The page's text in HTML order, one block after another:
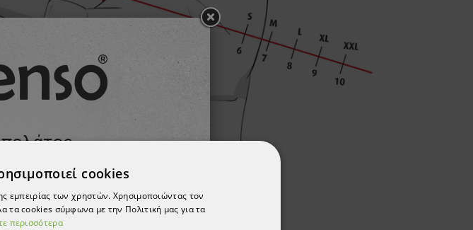
cookies
εμπειρίας των χρηστών. Χρησιμοποιώντας τον
τα cookies σύμφωνα με την Πολιτική μας για τα
περισσότερα